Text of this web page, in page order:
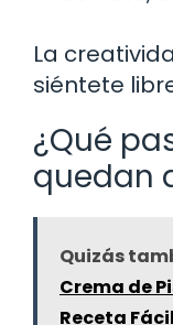
La
siéntete
¿Qué
quedan
Quizás
Crema de
Receta